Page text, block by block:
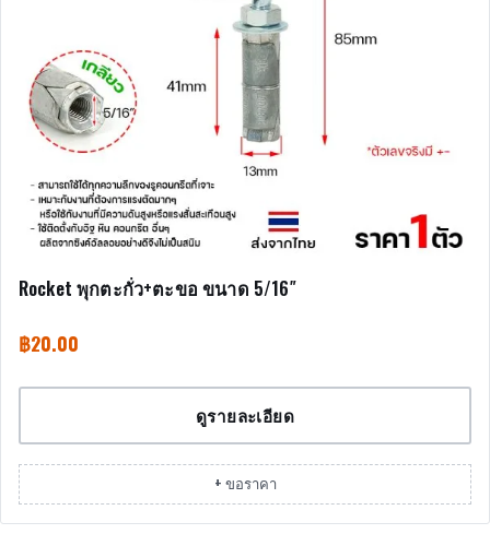
Rocket พุกตะกั่ว+ตะขอ ขนาด 5/16″
฿20.00
ดูรายละเอียด
+ ขอราคา